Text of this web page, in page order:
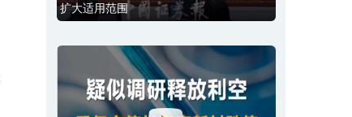
扩大适用范围